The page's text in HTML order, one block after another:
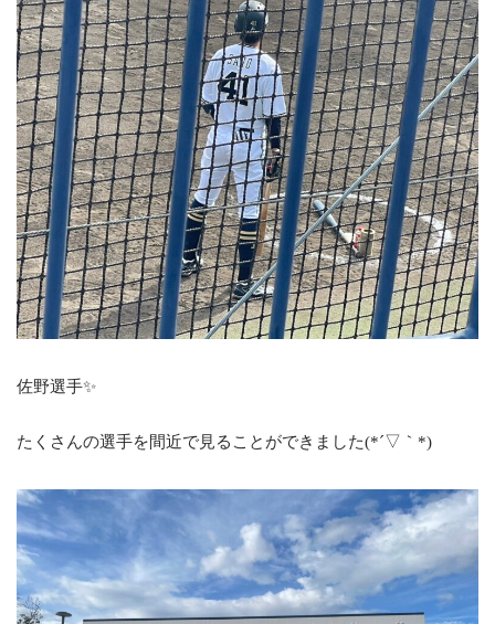
佐野選手✨
たくさんの選手を間近で見ることができました(*´▽｀*)